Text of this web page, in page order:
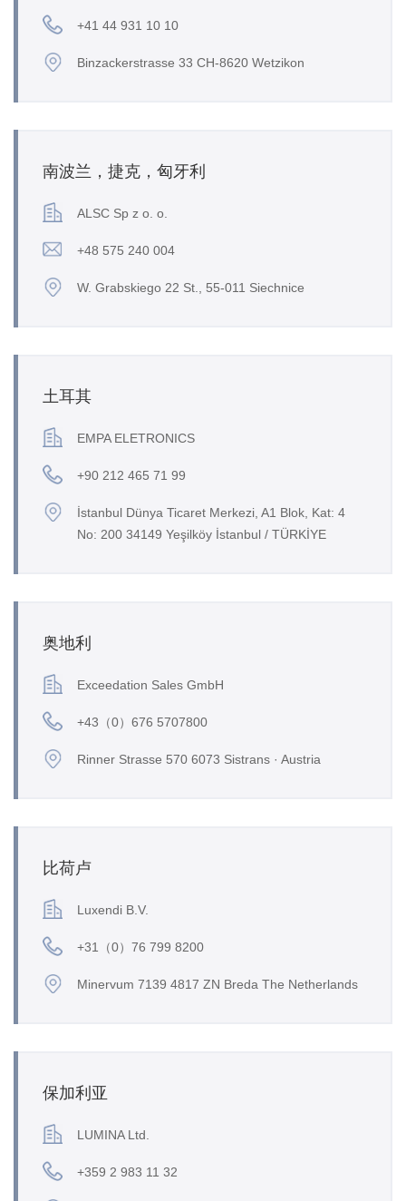
+41 44 931 10 10
Binzackerstrasse 33 CH-8620 Wetzikon
南波兰，捷克，匈牙利
ALSC Sp z o. o.
+48 575 240 004
W. Grabskiego 22 St., 55-011 Siechnice
土耳其
EMPA ELETRONICS
+90 212 465 71 99
İstanbul Dünya Ticaret Merkezi, A1 Blok, Kat: 4
No: 200 34149 Yeşilköy İstanbul / TÜRKİYE
奥地利
Exceedation Sales GmbH
+43（0）676 5707800
Rinner Strasse 570 6073 Sistrans · Austria
比荷卢
Luxendi B.V.
+31（0）76 799 8200
Minervum 7139 4817 ZN Breda The Netherlands
保加利亚
LUMINA Ltd.
+359 2 983 11 32